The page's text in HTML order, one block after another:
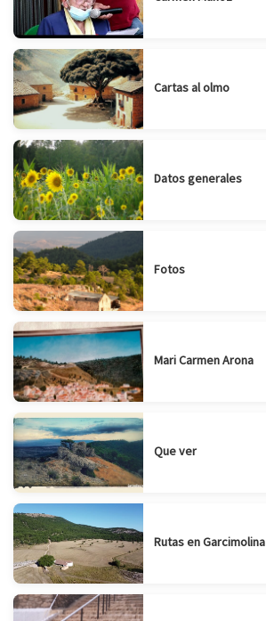
Cartas al olmo
Datos generales
Fotos
Mari Carmen Arona
Que ver
Rutas en Garcimolina